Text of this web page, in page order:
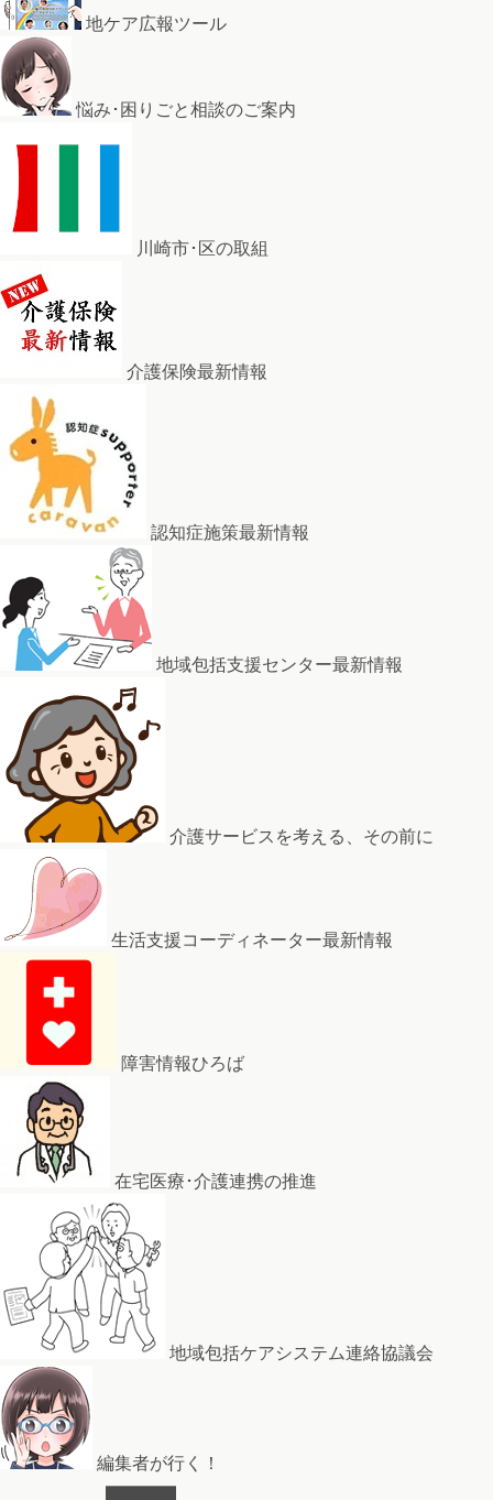
地ケア広報ツール
悩み･困りごと相談のご案内
川崎市･区の取組
介護保険最新情報
認知症施策最新情報
地域包括支援センター最新情報
介護サービスを考える、その前に
生活支援コーディネーター最新情報
障害情報ひろば
在宅医療･介護連携の推進
地域包括ケアシステム連絡協議会
編集者が行く！